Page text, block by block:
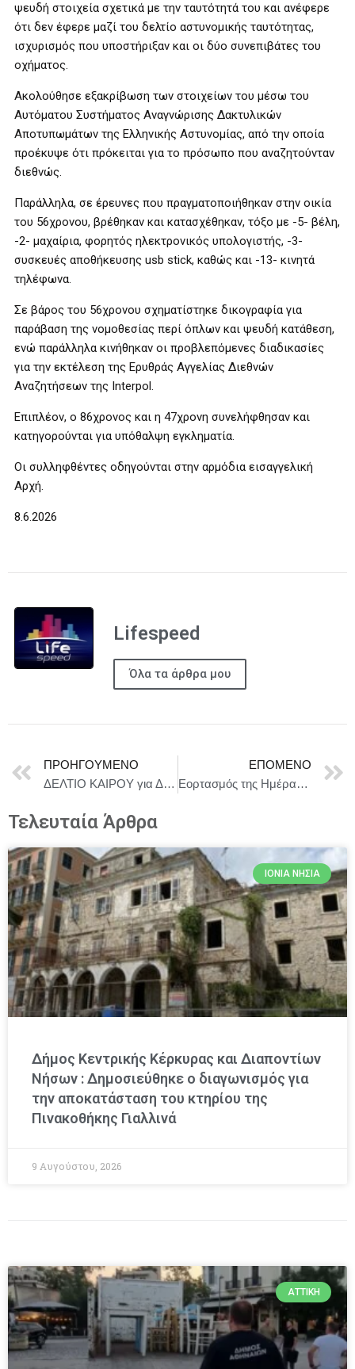
ψευδή στοιχεία σχετικά με την ταυτότητά του και ανέφερε
ότι δεν έφερε μαζί του δελτίο αστυνομικής ταυτότητας,
ισχυρισμός που υποστήριξαν και οι δύο συνεπιβάτες του
οχήματος.
Ακολούθησε εξακρίβωση των στοιχείων του μέσω του
Αυτόματου Συστήματος Αναγνώρισης Δακτυλικών
Αποτυπωμάτων της Ελληνικής Αστυνομίας, από την οποία
προέκυψε ότι πρόκειται για το πρόσωπο που αναζητούνταν
διεθνώς.
Παράλληλα, σε έρευνες που πραγματοποιήθηκαν στην οικία
του 56χρονου, βρέθηκαν και κατασχέθηκαν, τόξο με -5- βέλη,
-2- μαχαίρια, φορητός ηλεκτρονικός υπολογιστής, -3-
συσκευές αποθήκευσης usb stick, καθώς και -13- κινητά
τηλέφωνα.
Σε βάρος του 56χρονου σχηματίστηκε δικογραφία για
παράβαση της νομοθεσίας περί όπλων και ψευδή κατάθεση,
ενώ παράλληλα κινήθηκαν οι προβλεπόμενες διαδικασίες
για την εκτέλεση της Ερυθράς Αγγελίας Διεθνών
Αναζητήσεων της Interpol.
Επιπλέον, ο 86χρονος και η 47χρονη συνελήφθησαν και
κατηγορούνται για υπόθαλψη εγκληματία.
Οι συλληφθέντες οδηγούνται στην αρμόδια εισαγγελική
Αρχή.
8.6.2026
Lifespeed
Όλα τα άρθρα μου
ΠΡΟΗΓΟΎΜΕΝΟ
ΔΕΛΤΙΟ ΚΑΙΡΟΥ για Δευτέρα 8/6
ΕΠΌΜΕΝΟ
Εορτασμός της Ημέρας προς τιμήν των Αποστράτων
Τελευταία Άρθρα
ΙΌΝΙΑ ΝΗΣΙΆ
Δήμος Κεντρικής Κέρκυρας και Διαποντίων
Νήσων : Δημοσιεύθηκε ο διαγωνισμός για
την αποκατάσταση του κτηρίου της
Πινακοθήκης Γιαλλινά
9 Αυγούστου, 2026
ΑΤΤΙΚΉ